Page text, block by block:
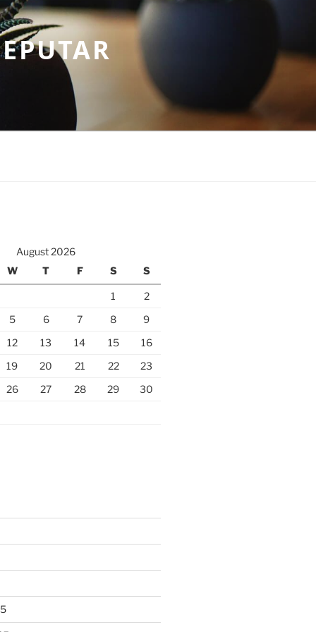
August 2026
W T F S S
1
2
5 6 7 8
9
12 13 14 15
16
19 20 21 22
23
26 27 28 29
30